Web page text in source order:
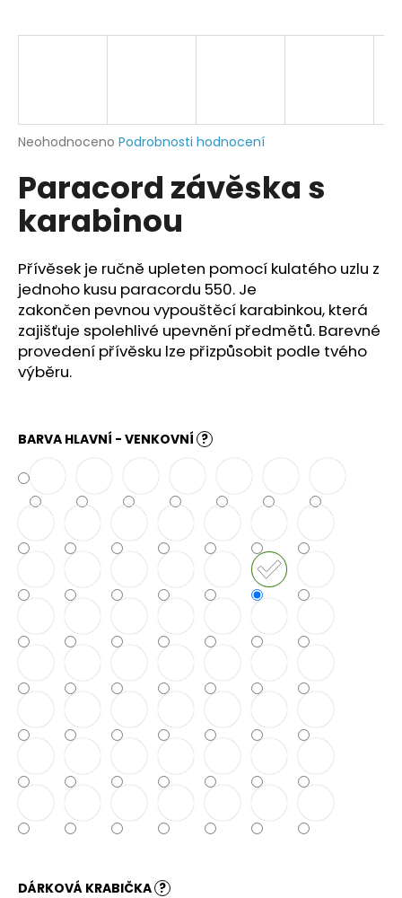
Průměrné
produktu
je
0,0
hvězdiček.
Neohodnoceno Podrobnosti hodnocení
Paracord závěska s
karabinou
Přívěsek je ručně upleten pomocí kulatého uzlu z
jednoho kusu paracordu 550. Je
zakončen pevnou vypouštěcí karabinkou, která
zajišťuje spolehlivé upevnění předmětů. Barevné
provedení přívěsku lze přizpůsobit podle tvého
výběru.
BARVA HLAVNÍ - VENKOVNÍ ?
DÁRKOVÁ KRABIČKA ?
j
?
D
o
p
o
r
u
j
m
e